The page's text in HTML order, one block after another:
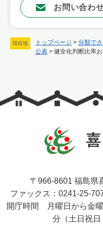
現在地 トップページ > 分類で
公表 > 健全化判断比率
お問い合わ
〒966-8601 福島県
ファックス：0241-25-
開庁時間 月曜日から金
分（土日祝日